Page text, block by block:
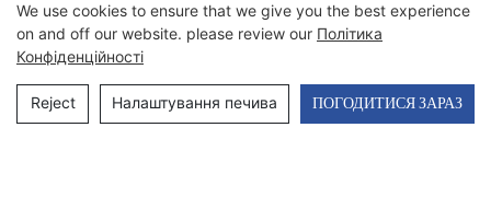
We use cookies to ensure that we give you the best experience
on and off our website. please review our Політика
Конфіденційності
Reject Налаштування печива ПОГОДИТИСЯ ЗАРАЗ